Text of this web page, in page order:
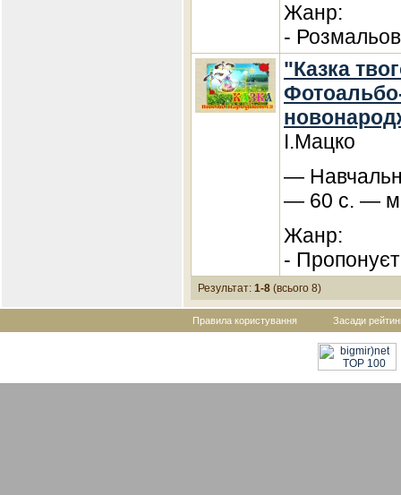
Жанр:
-
"Казка
І.Мацко
—
— 60 с. —
Жанр:
-
Результат: 1-8 (всього 8)
Правила користування Засади